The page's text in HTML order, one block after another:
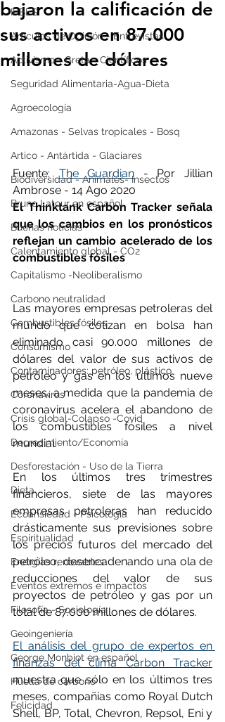
IPBES
Artículos de Opinión - Entrevistas
Activismo - Greta - Científicos
Seguridad Alimentaria-Agua-Dieta
Agroecología
Amazonas - Selvas tropicales - Bosq
Artico - Antártida - Glaciares
Biodiversidad - Animales- Insectos
Bruno Latour en español
Buenas noticias
Calentamiento global - CO2
Capitalismo -Neoliberalismo
Carbono neutralidad
Combustibles fósiles
Consumismo
Contaminadores: petróleo, plástico
Coronavirus
Crisis global-Colapso -Covid
Decrecimiento/Economía
Desforestación - Uso de la Tierra
Dieta
Ecoansiedad - Psicología
Espiritualidad
Energías renovables
Eventos extremos e impactos
Filosofía - Sociología
Geoingeniería
George Monbiot en español
Huella de carbono
Felicidad
bajaron la calificación de
sus activos en 87.000
millones de dólares
Fuente: The Guardian - Por Jillian
Ambrose - 14 Ago 2020
El Thinktank Carbon Tracker señala
que los cambios en los pronósticos
reflejan un cambio acelerado de los
combustibles fósiles
Las mayores empresas petroleras del
mundo que cotizan en bolsa han
eliminado casi 90.000 millones de
dólares del valor de sus activos de
petróleo y gas en los últimos nueve
meses, a medida que la pandemia de
coronavirus acelera el abandono de
los combustibles fósiles a nivel
mundial.
En los últimos tres trimestres
financieros, siete de las mayores
empresas petroleras han reducido
drásticamente sus previsiones sobre
los precios futuros del mercado del
petróleo, desencadenando una ola de
reducciones del valor de sus
proyectos de petróleo y gas por un
total de 87.000 millones de dólares.
El análisis del grupo de expertos en
finanzas del clima Carbon Tracker
muestra que sólo en los últimos tres
meses, compañías como Royal Dutch
Shell, BP, Total, Chevron, Repsol, Eni y